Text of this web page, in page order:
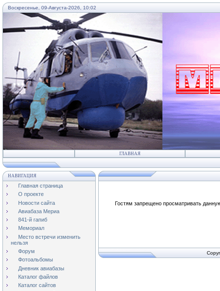
Воскресенье, 09-Августа-2026, 10:02
...
ГЛАВНАЯ
НАВИГАЦИЯ
Главная страница
О проекте
Новости сайта
Авиабаза Мериа
841-й гапиб
Мемориал
Место встречи изменить
нельзя
Форум
Фотоальбомы
Дневник авиабазы
Каталог файлов
Каталог сайтов
Гостям запрещено просматривать